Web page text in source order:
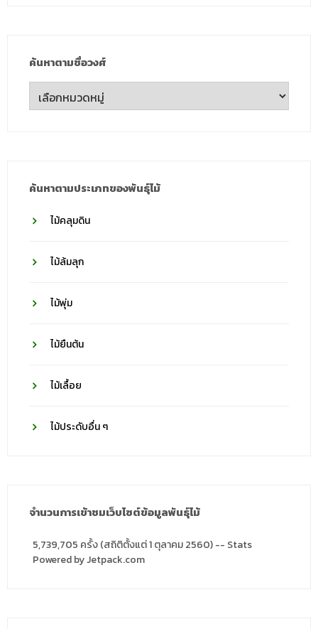
ค้นหาตามชื่อวงศ์
ค้นหา
ตาม
ค้นหาตามประเภทของพันธุ์ไม้
ไม้คลุมดิน
ไม้ล้มลุก
ไม้พุ่ม
ไม้ยืนต้น
ไม้เลื้อย
ไม้ประดับอื่น ๆ
จำนวนการเข้าชมเว็บไซต์ข้อมูลพันธุ์ไม้
5,739,705 ครั้ง (สถิติตั้งแต่ 1 ตุลาคม 2560) -- Stats
Powered by Jetpack.com